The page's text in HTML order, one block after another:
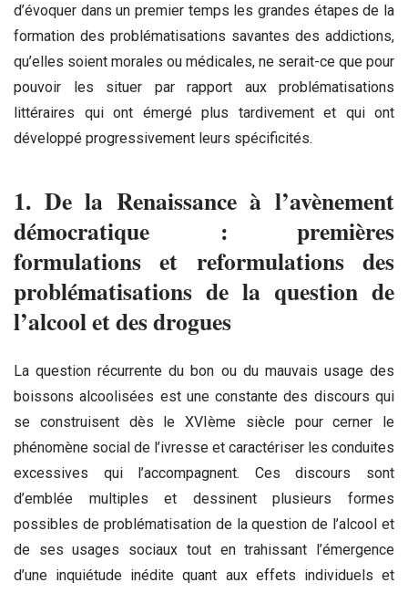
d’évoquer dans un premier temps les grandes étapes de la
formation des problématisations savantes des addictions,
qu’elles soient morales ou médicales, ne serait-ce que pour
pouvoir les situer par rapport aux problématisations
littéraires qui ont émergé plus tardivement et qui ont
développé progressivement leurs spécificités.
1. De la Renaissance à l’avènement
démocratique : premières
formulations et reformulations des
problématisations de la question de
l’alcool et des drogues
La question récurrente du bon ou du mauvais usage des
boissons alcoolisées est une constante des discours qui
se construisent dès le XVIème siècle pour cerner le
phénomène social de l’ivresse et caractériser les conduites
excessives qui l’accompagnent. Ces discours sont
d’emblée multiples et dessinent plusieurs formes
possibles de problématisation de la question de l’alcool et
de ses usages sociaux tout en trahissant l’émergence
d’une inquiétude inédite quant aux effets individuels et